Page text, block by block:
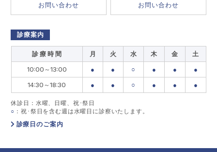
お問い合わせ
お問い合わせ
診療案内
診 療 時 間 月 火 水 木 金
土
10:00～13:00
● ● ○ ● ●
●
14:30～18:30
● ● ○ ● ● ●
休診日：水曜、日曜、祝･祭日
○ ：祝･祭日を含む週は水曜日に診察いたします。
診療日のご案内